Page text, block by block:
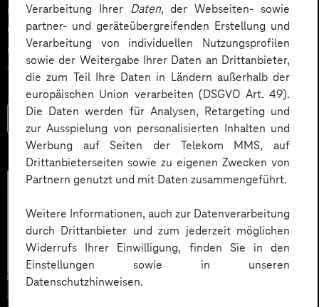
Verarbeitung Ihrer Daten, der Webseiten- sowie
partner- und geräteübergreifenden Erstellung und
Verarbeitung von individuellen Nutzungsprofilen
sowie der Weitergabe Ihrer Daten an Drittanbieter,
die zum Teil Ihre Daten in Ländern außerhalb der
europäischen Union verarbeiten (DSGVO Art. 49).
Die Daten werden für Analysen, Retargeting und
zur Ausspielung von personalisierten Inhalten und
Werbung auf Seiten der Telekom MMS, auf
Drittanbieterseiten sowie zu eigenen Zwecken von
Partnern genutzt und mit Daten zusammengeführt.
Weitere Informationen, auch zur Datenverarbeitung
durch Drittanbieter und zum jederzeit möglichen
Widerrufs Ihrer Einwilligung, finden Sie in den
Einstellungen sowie in unseren
Datenschutzhinweisen.
relevante KPIs für den Mittelstand sowie
Governance‑Leitplanken zu EU AI Act und DSGVO –
und liefert ein praxisnahes Priorisierungsframework
für HR‑Entscheider*innen.
Mehr lesen